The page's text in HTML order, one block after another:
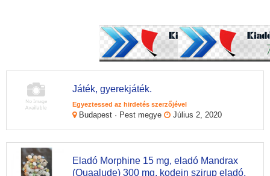
Játék, gyerekjáték.
Egyeztessed az hirdetés szerzőjével
Budapest · Pest megye Július 2, 2020
Eladó Morphine 15 mg, eladó Mandrax
(Quaalude) 300 mg, kodein szirup eladó,